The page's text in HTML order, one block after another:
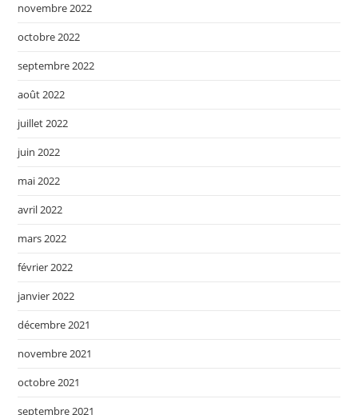
novembre 2022
octobre 2022
septembre 2022
août 2022
juillet 2022
juin 2022
mai 2022
avril 2022
mars 2022
février 2022
janvier 2022
décembre 2021
novembre 2021
octobre 2021
septembre 2021